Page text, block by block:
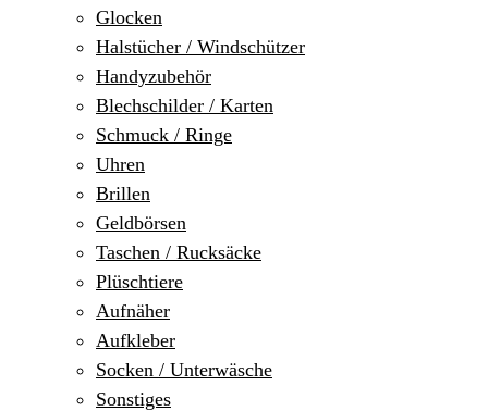
Glocken
Halstücher / Windschützer
Handyzubehör
Blechschilder / Karten
Schmuck / Ringe
Uhren
Brillen
Geldbörsen
Taschen / Rucksäcke
Plüschtiere
Aufnäher
Aufkleber
Socken / Unterwäsche
Sonstiges